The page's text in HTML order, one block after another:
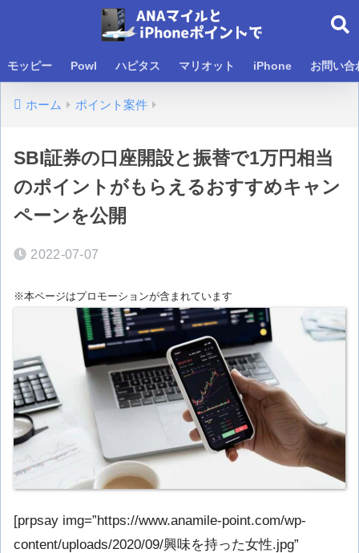
モッピー Powl ハピタス マリオット iPhone お問い合
ホーム ポイント案件
SBI証券の口座開設と振替で1万円相当
のポイントがもらえるおすすめキャン
ペーンを公開
2022-07-07
※本ページはプロモーションが含まれています
[prpsay img=”https://www.anamile-point.com/wp-
content/uploads/2020/09/興味を持った女性.jpg”